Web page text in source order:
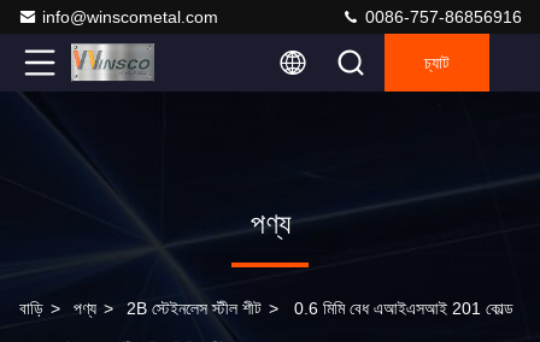
info@winscometal.com 0086-757-86856916
চ্যাট
পণ্য
বাড়ি > পণ্য > 2B স্টেইনলেস স্টীল শীট > 0.6 মিমি বেধ এআইএসআই 201 কোল্ড